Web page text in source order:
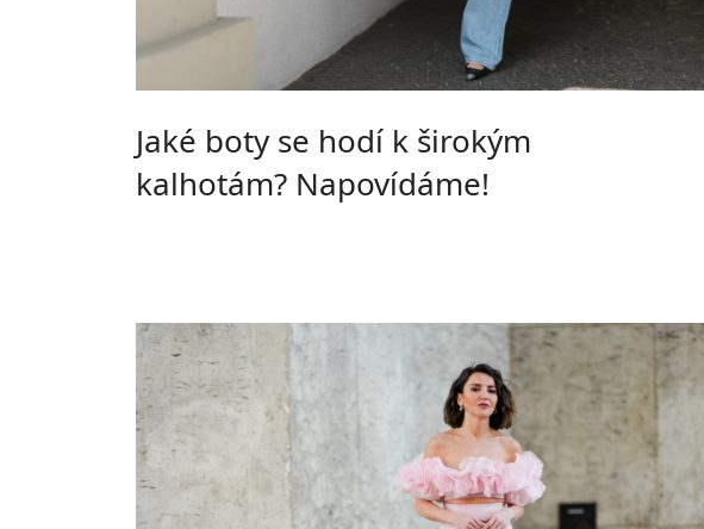
Jaké boty se hodí k širokým
kalhotám? Napovídáme!